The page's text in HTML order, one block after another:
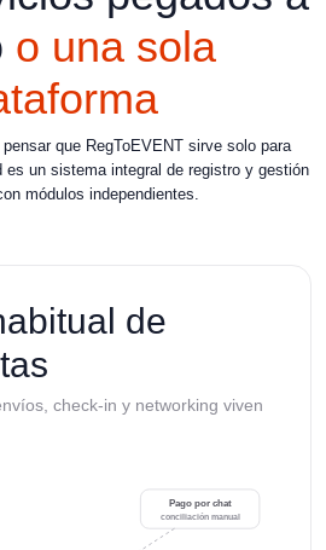
o una sola
pensar que RegToEVENT sirve solo para
es un sistema integral de registro y gestión
módulos independientes.
de
check-in y networking viven
Pago por chat
conciliación manual